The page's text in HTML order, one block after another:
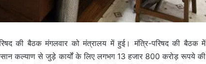
की बैठक मंगलवार को मंत्रालय में हुई। मंत्रि-परिषद की बैठक में
कल्याण से जुड़े कार्यों के लिए लगभग 13 हजार 800 करोड़ रूपये की